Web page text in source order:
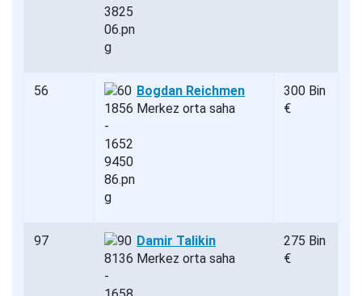
56
Bogdan Reichmen
Merkez orta saha
300 Bin
€
97
Damir Talikin
Merkez orta saha
275 Bin
€